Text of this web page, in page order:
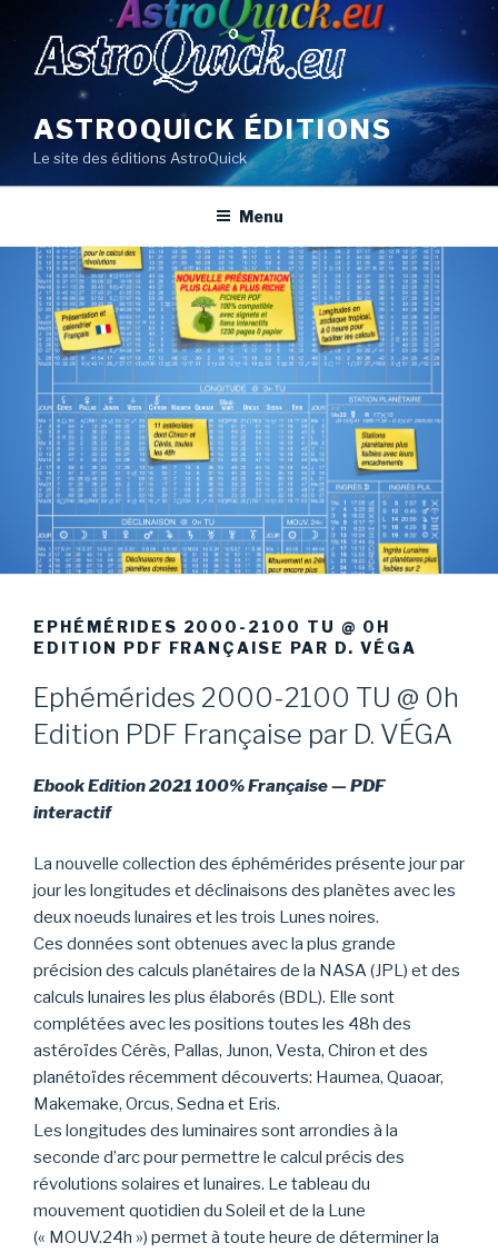
contenu
ASTROQUICK ÉDITIONS
Le site des éditions AstroQuick
Menu
EPHÉMÉRIDES 2000-2100 TU @ 0H
EDITION PDF FRANÇAISE PAR D. VÉGA
Ephémérides 2000-2100 TU @ 0h
Edition PDF Française par D. VÉGA
Ebook Edition 2021 100% Française — PDF
interactif
La nouvelle collection des éphémérides présente jour par
jour les longitudes et déclinaisons des planètes avec les
deux noeuds lunaires et les trois Lunes noires.
Ces données sont obtenues avec la plus grande
précision des calculs planétaires de la NASA (JPL) et des
calculs lunaires les plus élaborés (BDL). Elle sont
complétées avec les positions toutes les 48h des
astéroïdes Cérès, Pallas, Junon, Vesta, Chiron et des
planétoïdes récemment découverts: Haumea, Quaoar,
Makemake, Orcus, Sedna et Eris.
Les longitudes des luminaires sont arrondies à la
seconde d’arc pour permettre le calcul précis des
révolutions solaires et lunaires. Le tableau du
mouvement quotidien du Soleil et de la Lune
(« MOUV.24h ») permet à toute heure de déterminer la